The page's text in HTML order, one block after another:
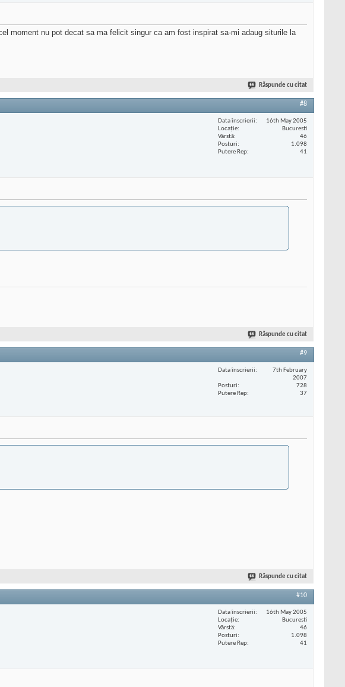
moment nu pot decat sa ma felicit singur ca am fost inspirat sa-mi adaug siturile la
Răspunde cu citat
#8
Data înscrierii
16th May 2005
Locaţie
Bucuresti
Vârstă
46
Posturi
1.098
Putere Rep
41
Răspunde cu citat
#9
Data înscrierii
7th February
2007
Posturi
728
Putere Rep
37
Răspunde cu citat
#10
Data înscrierii
16th May 2005
Locaţie
Bucuresti
Vârstă
46
Posturi
1.098
Putere Rep
41